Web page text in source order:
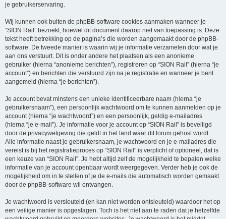
je gebruikerservaring.
Wij kunnen ook buiten de phpBB-software cookies aanmaken wanneer je
“SION Rail” bezoekt, hoewel dit document daarop niet van toepassing is. Deze
tekst heeft betrekking op de pagina’s die worden aangemaakt door de phpBB-
software. De tweede manier is waarin wij je informatie verzamelen door wat je
aan ons verstuurt. Dit is onder andere het plaatsen als een anonieme
gebruiker (hierna “anonieme berichten”), registreren op “SION Rail” (hierna “je
account”) en berichten die verstuurd zijn na je registratie en wanneer je bent
aangemeld (hierna “je berichten”).
Je account bevat minstens een unieke identificeerbare naam (hierna “je
gebruikersnaam”), een persoonlijk wachtwoord om te kunnen aanmelden op je
account (hierna “je wachtwoord”) en een persoonlijk, geldig e-mailadres
(hierna “je e-mail”). Je informatie voor je account op “SION Rail” is beveiligd
door de privacywetgeving die geldt in het land waar dit forum gehost wordt.
Alle informatie naast je gebruikersnaam, je wachtwoord en je e-mailadres die
vereist is bij het registratieproces op “SION Rail” is verplicht of optioneel, dat is
een keuze van “SION Rail”. Je hebt altijd zelf de mogelijkheid te bepalen welke
informatie van je account openbaar wordt weergegeven. Verder heb je ook de
mogelijkheid om in te stellen of je de e-mails die automatisch worden gemaakt
door de phpBB-software wil ontvangen.
Je wachtwoord is versleuteld (en kan niet worden ontsleuteld) waardoor het op
een veilige manier is opgeslagen. Toch is het niet aan te raden dat je hetzelfde